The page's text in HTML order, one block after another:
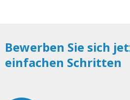
Bewerben Sie sich
einfachen Schritten